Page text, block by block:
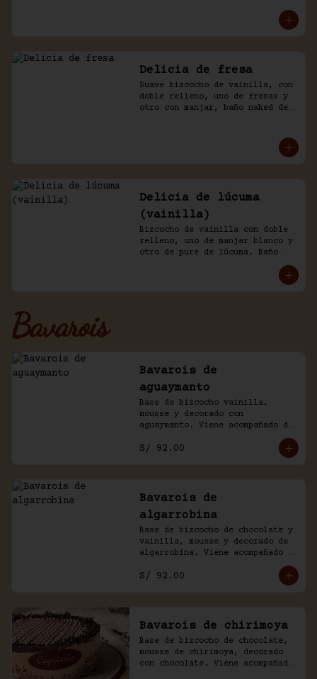
Delicia de fresa
Suave bizcocho de vainilla, con
doble relleno, uno de fresas y
otro con manjar, baño naked de
Delicia de lúcuma
(vainilla)
Bizcocho de vainilla con doble
relleno, uno de manjar blanco y
otro de pure de lúcuma. Baño
Bavarois
Bavarois de
aguaymanto
Base de bizcocho vainilla,
mousse y decorado con
aguaymanto. Viene acompañado de
S/ 92.00
Bavarois de
algarrobina
Base de bizcocho de chocolate y
vainilla, mousse y decorado de
algarrobina. Viene acompañado
S/ 92.00
Bavarois de chirimoya
Base de bizcocho de chocolate,
mousse de chirimoya, decorado
con chocolate. Viene acompañado